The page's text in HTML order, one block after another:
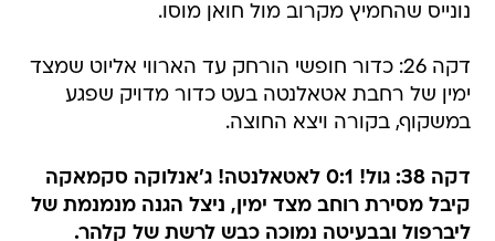
נונייס שהחמיץ מקרוב מול חואן מוסו.
דקה 26: כדור חופשי הורחק עד הארווי אליוט שמצד
ימין של רחבת אטאלנטה בעט כדור מדויק שפגע
במשקוף, בקורה ויצא החוצה.
דקה 38: גול! 0:1 לאטאלנטה! ג'אנלוקה סקמאקה
קיבל מסירת רוחב מצד ימין, ניצל הגנה מנמנמת של
ליברפול ובבעיטה נמוכה כבש לרשת של קלהר.